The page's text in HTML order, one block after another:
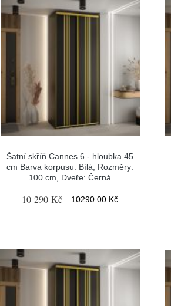
Šatní skříň Cannes 6 - hloubka 45
cm Barva korpusu: Bílá, Rozměry:
100 cm, Dveře: Černá
10 290 Kč 10290.00 Kč